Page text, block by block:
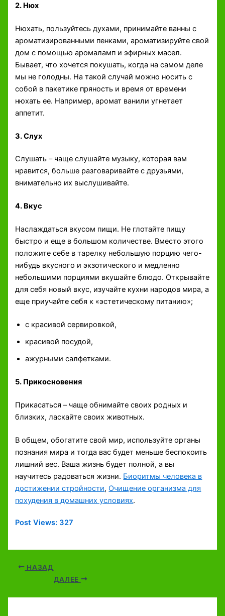
2. Нюх
Нюхать, пользуйтесь духами, принимайте ванны с
ароматизированными пенками, ароматизируйте свой
дом с помощью аромаламп и эфирных масел.
Бывает, что хочется покушать, когда на самом деле
мы не голодны. На такой случай можно носить с
собой в пакетике пряность и время от времени
нюхать ее. Например, аромат ванили угнетает
аппетит.
3. Слух
Слушать – чаще слушайте музыку, которая вам
нравится, больше разговаривайте с друзьями,
внимательно их выслушивайте.
4. Вкус
Наслаждаться вкусом пищи. Не глотайте пищу
быстро и еще в большом количестве. Вместо этого
положите себе в тарелку небольшую порцию чего-
нибудь вкусного и экзотического и медленно
небольшими порциями вкушайте блюдо. Открывайте
для себя новый вкус, изучайте кухни народов мира, а
еще приучайте себя к «эстетическому питанию»;
с красивой сервировкой,
красивой посудой,
ажурными салфетками.
5. Прикосновения
Прикасаться – чаще обнимайте своих родных и
близких, ласкайте своих животных.
В общем, обогатите свой мир, используйте органы
познания мира и тогда вас будет меньше беспокоить
лишний вес. Ваша жизнь будет полной, а вы
научитесь радоваться жизни. Биоритмы человека в
достижении стройности,Очищение организма для
похудения в домашних условиях.
Post Views: 327
НАЗАД
ДАЛЕЕ